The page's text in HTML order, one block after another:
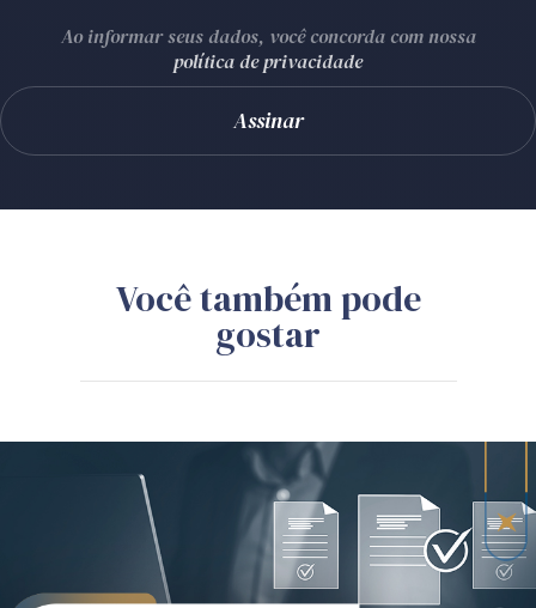
Ao informar seus dados, você concorda com nossa
política de privacidade
Você também pode
gostar